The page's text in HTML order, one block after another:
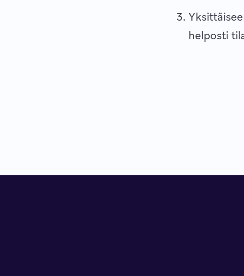
helposti